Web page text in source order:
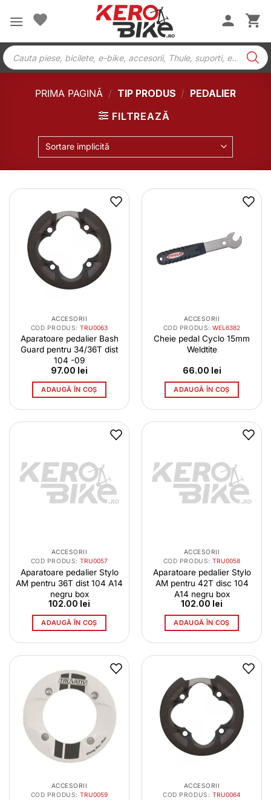
Products
search
PRIMA PAGINĂ / TIP PRODUS / PEDALIER
FILTREAZĂ
Sortare implicită
ACCESORII
COD PRODUS:TRU0063
Aparatoare pedalier Bash
Guard pentru 34/36T dist
104 -09
97.00 lei
ADAUGĂ ÎN COȘ
ACCESORII
COD PRODUS:WEL6382
Cheie pedal Cyclo 15mm
Weldtite
66.00 lei
ADAUGĂ ÎN COȘ
ACCESORII
COD PRODUS:TRU0057
Aparatoare pedalier Stylo
AM pentru 36T dist 104 A14
negru box
102.00 lei
ADAUGĂ ÎN COȘ
ACCESORII
COD PRODUS:TRU0058
Aparatoare pedalier Stylo
AM pentru 42T disc 104
A14 negru box
102.00 lei
ADAUGĂ ÎN COȘ
ACCESORII
COD PRODUS:TRU0059
ACCESORII
COD PRODUS: TRU0064